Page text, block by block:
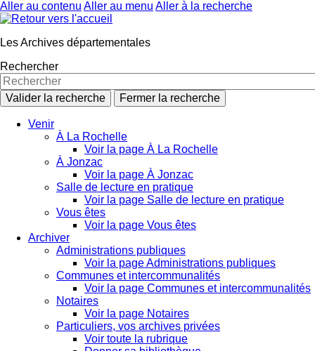
Aller au contenu Aller au menu Aller à la recherche
Les Archives départementales
Rechercher
Valider la recherche Fermer la recherche
Venir
À La Rochelle
Voir la page À La Rochelle
À Jonzac
Voir la page À Jonzac
Salle de lecture en pratique
Voir la page Salle de lecture en pratique
Vous êtes
Voir la page Vous êtes
Archiver
Administrations publiques
Voir la page Administrations publiques
Communes et intercommunalités
Voir la page Communes et intercommunalités
Notaires
Voir la page Notaires
Particuliers, vos archives privées
Voir toute la rubrique